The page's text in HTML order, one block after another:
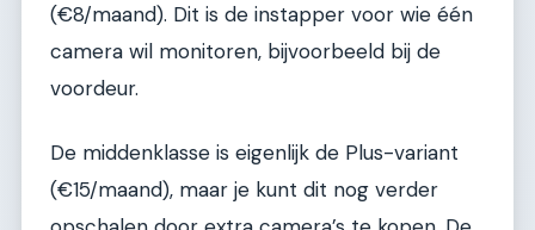
(€8/maand). Dit is de instapper voor wie één
camera wil monitoren, bijvoorbeeld bij de
voordeur.
De middenklasse is eigenlijk de Plus-variant
(€15/maand), maar je kunt dit nog verder